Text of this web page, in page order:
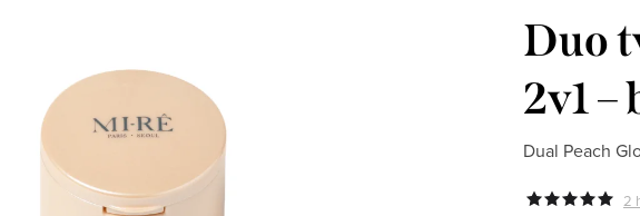
Duo
2v1 –
Dual Peach
2